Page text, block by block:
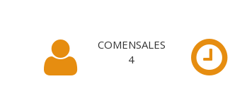
COMENSALES
4